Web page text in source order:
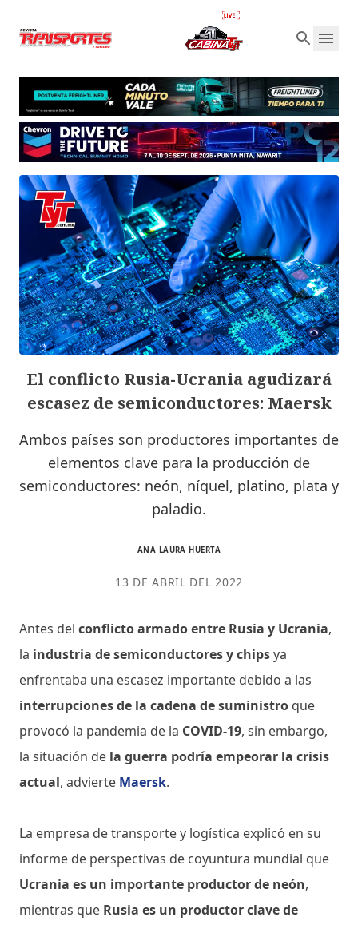
El conflicto Rusia-Ucrania agudizará
escasez de semiconductores: Maersk
Ambos países son productores importantes de
elementos clave para la producción de
semiconductores: neón, níquel, platino, plata y
paladio.
ANA LAURA HUERTA
13 DE ABRIL DEL 2022
Antes del conflicto armado entre Rusia y Ucrania,
la industria de semiconductores y chipsya
enfrentaba una escasez importante debido a las
interrupciones de la cadena de suministro que
provocó la pandemia de la COVID-19, sin embargo,
la situación de la guerra podría empeorar la crisis
actual, advierte Maersk.
La empresa de transporte y logística explicó en su
informe de perspectivas de coyuntura mundial que
Ucrania es un importante productor de neón,
mientras que Rusia es un productor clave de